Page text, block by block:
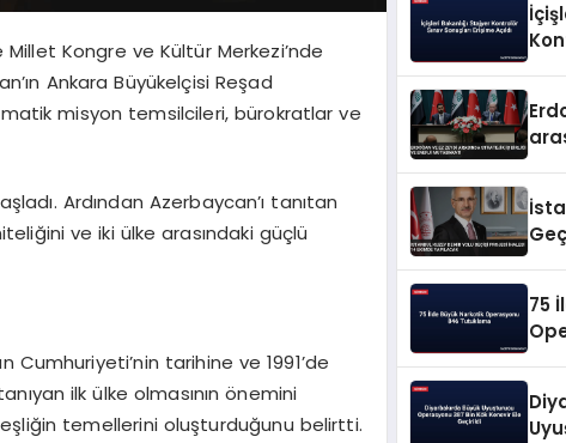
Millet Kongre ve Kültür Merkezi’nde
Ankara Büyükelçisi Reşad
misyon temsilcileri, bürokratlar ve
Ardından Azerbaycan’ı tanıtan
ve iki ülke arasındaki güçlü
Cumhuriyeti’nin tarihine ve 1991’de
ilk ülke olmasının önemini
temellerini oluşturduğunu belirtti.
75